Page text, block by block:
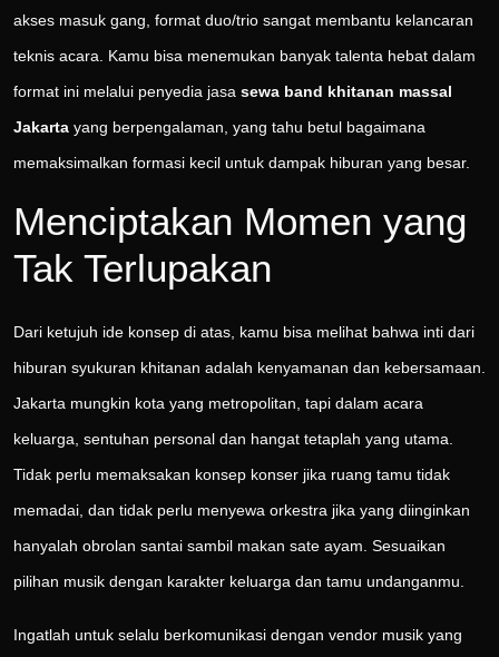
akses masuk gang, format duo/trio sangat membantu kelancaran
teknis acara. Kamu bisa menemukan banyak talenta hebat dalam
format ini melalui penyedia jasa sewa band khitanan massal
Jakarta yang berpengalaman, yang tahu betul bagaimana
memaksimalkan formasi kecil untuk dampak hiburan yang besar.
Menciptakan Momen yang
Tak Terlupakan
Dari ketujuh ide konsep di atas, kamu bisa melihat bahwa inti dari
hiburan syukuran khitanan adalah kenyamanan dan kebersamaan.
Jakarta mungkin kota yang metropolitan, tapi dalam acara
keluarga, sentuhan personal dan hangat tetaplah yang utama.
Tidak perlu memaksakan konsep konser jika ruang tamu tidak
memadai, dan tidak perlu menyewa orkestra jika yang diinginkan
hanyalah obrolan santai sambil makan sate ayam. Sesuaikan
pilihan musik dengan karakter keluarga dan tamu undanganmu.
Ingatlah untuk selalu berkomunikasi dengan vendor musik yang